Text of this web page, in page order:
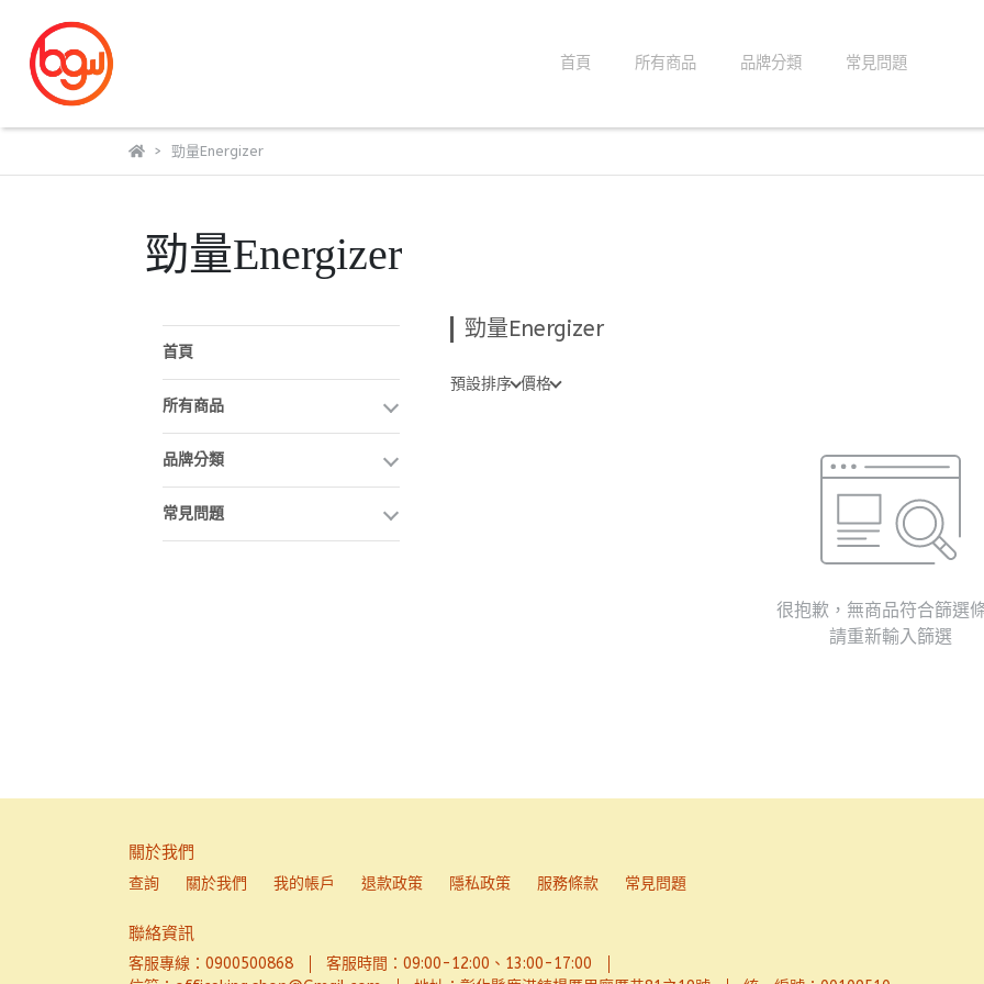
首頁 所有商品 品牌分類 常見問題
勁量Energizer
勁量Energizer
首頁
所有商品
品牌分類
常見問題
勁量Energizer
預設排序 價格
很抱歉，無商品符合篩選
請重新輸入篩選
關於我們
查詢 關於我們 我的帳戶 退款政策 隱私政策 服務條款 常見問題
聯絡資訊
客服專線：0900500868
客服時間：09:00-12:00、13:00-17:00